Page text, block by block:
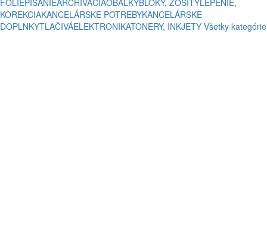
FÓLIEPÍSANIEARCHIVÁCIAOBÁLKYBLOKY, ZOŠITYLEPENIE,
KOREKCIAKANCELÁRSKE POTREBYKANCELÁRSKE
DOPLNKYTLAČIVÁELEKTRONIKATONERY, INKJETY Všetky kategórie